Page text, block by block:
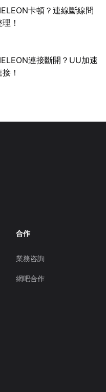
卡頓？連線斷線問
！
連接斷開？UU加速
！
合作
業務咨詢
網吧合作